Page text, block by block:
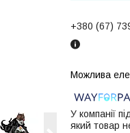
+380 (67)
У компанії
який товар